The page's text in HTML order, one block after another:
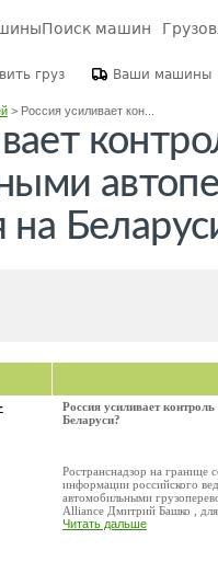
Поиск машин
груз Ваши машины
> Россия усиливает кон...
на
Россия усиливает
Беларуси?
Ространснадзор на границе
информации российского
автомобильными
Alliance Дмитрий Башко ,
Читать дальше